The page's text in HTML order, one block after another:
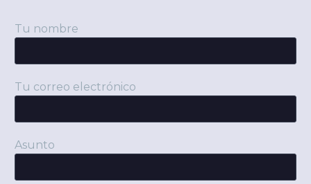
Tu nombre
Tu correo electrónico
Asunto